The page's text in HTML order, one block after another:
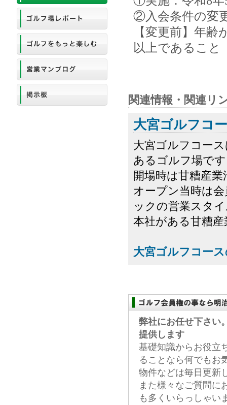
②入会条件の変
【変更前】年
以上であること
関連情報・関連リ
大宮ゴルフコ
大宮ゴルフコー
あるゴルフ場で
開場時は甘糟産
オープン当時は
ックの営業スタ
本社がある甘糟
大宮ゴルフコー
弊社にお任せ下さい
提供します
基礎知識からお役立
ることなら何でもお
物件などは毎日更新
また様々なご質問に
も多くいらっしゃい